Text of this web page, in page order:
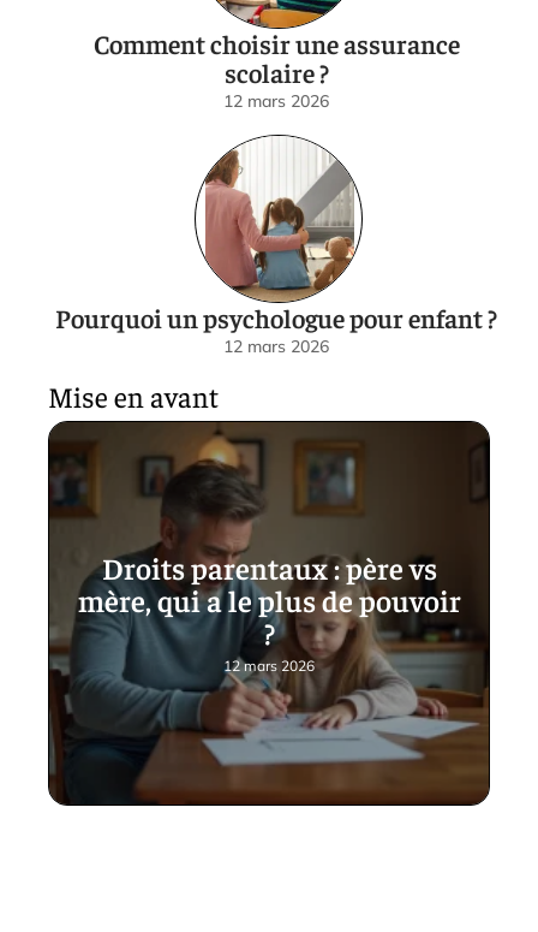
Comment choisir une assurance
scolaire ?
12 mars 2026
Pourquoi un psychologue pour enfant ?
12 mars 2026
Mise en avant
Droits parentaux : père vs
mère, qui a le plus de pouvoir
?
12 mars 2026